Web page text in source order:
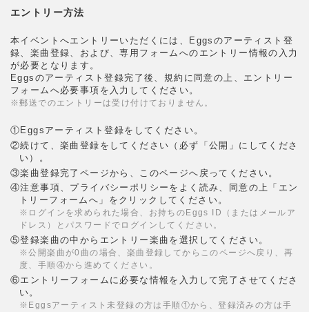
エントリー方法
本イベントへエントリーいただくには、Eggsのアーティスト登
録、楽曲登録、および、専用フォームへのエントリー情報の入力
が必要となります。
Eggsのアーティスト登録完了後、規約に同意の上、エントリー
フォームへ必要事項を入力してください。
※郵送でのエントリーは受け付けておりません。
①Eggsアーティスト登録をしてください。
②続けて、楽曲登録をしてください（必ず「公開」にしてくださ
い）。
③楽曲登録完了ページから、このページへ戻ってください。
④注意事項、プライバシーポリシーをよく読み、同意の上「エン
トリーフォームへ」をクリックしてください。
※ログインを求められた場合、お持ちのEggs ID（またはメールア
ドレス）とパスワードでログインしてください。
⑤登録楽曲の中からエントリー楽曲を選択してください。
※公開楽曲が0曲の場合、楽曲登録してからこのページへ戻り、再
度、手順④から進めてください。
⑥エントリーフォームに必要な情報を入力して完了させてくださ
い。
※Eggsアーティスト未登録の方は手順①から、登録済みの方は手